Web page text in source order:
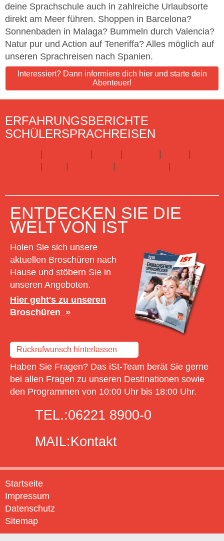
deine Sprachschule auch in zahlreiche Urlaubsorte
direkt am Meer führen. Shoppen in Barcelona?
Sonnenbaden in Malaga? Bummeln durch Valencia?
Natur pur und Action auf Teneriffa? Alles möglich auf
unseren Sprachreisen nach Spanien.
Interessiert? Dann informiere dich hier und starte dein
Abenteuer!
ERFAHRUNGSBERICHTE
SCHÜLERSPRACHREISEN
ENTDECKEN SIE DIE
WELT VON IST
Holen Sie sich unsere
aktuellen Broschüren nach
Hause und stöbern Sie in
unseren Angeboten.
Hier geht's zu unseren
Broschüren
Rückrufwunsch hinterlassen
Haben Sie Fragen? Das iSt-Team berät Sie gerne
bei allen Fragen zu unseren Destinationen sowie
den Programmen von 10:00 Uhr bis 18:00 Uhr.
TEL.:06221 8900-0
MAIL:Kontakt
Startseite
Impressum
Datenschutz
Sitemap